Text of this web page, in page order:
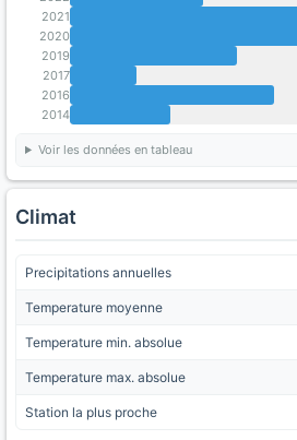
2021
2020
2019
2017
2016
2014
Voir les données en tableau
Climat
Precipitations annuelles
Temperature moyenne
Temperature min. absolue
Temperature max. absolue
Station la plus proche